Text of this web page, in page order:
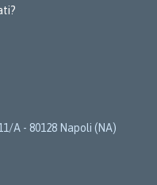
A - 80128 Napoli (NA)